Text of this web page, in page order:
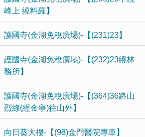
峰上 繞料羅】
護國寺(金湖免稅廣場)-【(231)23】
護國寺(金湖免稅廣場)-【(232)23繞林
務所】
護國寺(金湖免稅廣場)-【(364)36路山
烈線(經金寧)往山外】
向日葵大樓-【(98)金門醫院專車】